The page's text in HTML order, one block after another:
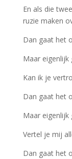
En als die
ruzie maken
Dan gaat het
Maar eigenlijk
Kan ik je
Dan gaat het
Maar eigenlijk
Vertel je mij
Dan gaat het